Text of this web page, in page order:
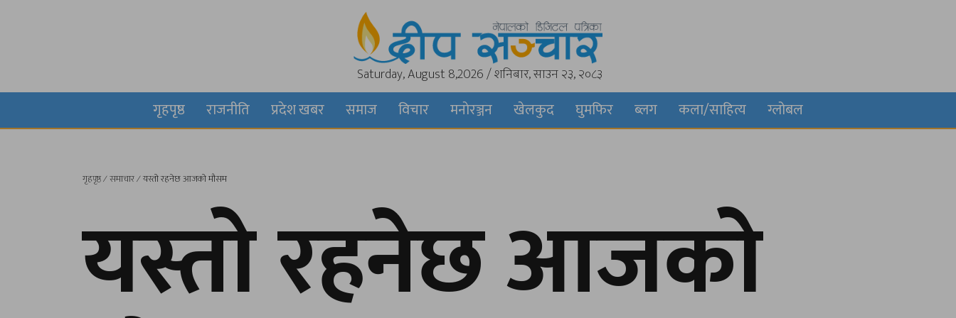
Saturday, August 8,2026 / शनिबार, साउन २३, २०८३
गृहपृष्ठ राजनीति प्रदेश खबर समाज विचार मनाेरञ्जन खेलकुद घुमफिर ब्लग कला/साहित्य ग्लोबल
गृहपृष्ठ∕समाचार∕यस्तो रहनेछ आजको मौसम
यस्तो रहनेछ आजको